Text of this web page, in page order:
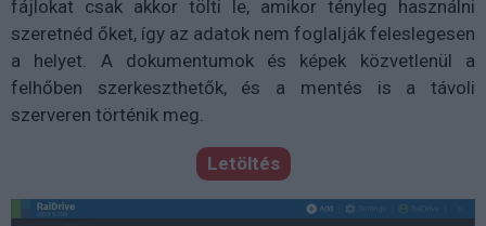
fájlokat csak akkor tölti le, amikor tényleg használni
szeretnéd őket, így az adatok nem foglalják feleslegesen
a helyet. A dokumentumok és képek közvetlenül a
felhőben szerkeszthetők, és a mentés is a távoli
szerveren történik meg.
Letöltés